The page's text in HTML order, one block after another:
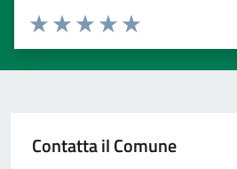
Valuta 5 stelle su 5
Valuta 4 stelle su 5
Valuta 3 stelle su 5
Valuta 2 stelle su 5
Valuta 1 stelle su 5
Contatta il Comune